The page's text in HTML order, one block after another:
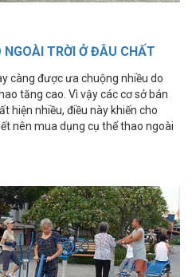
TRỜI Ở ĐÂU CHẤT
càng được ưa chuộng nhiều do
tăng cao. Vì vậy các cơ sở bán
hiện nhiều, điều này khiến cho
nên mua dụng cụ thể thao ngoài